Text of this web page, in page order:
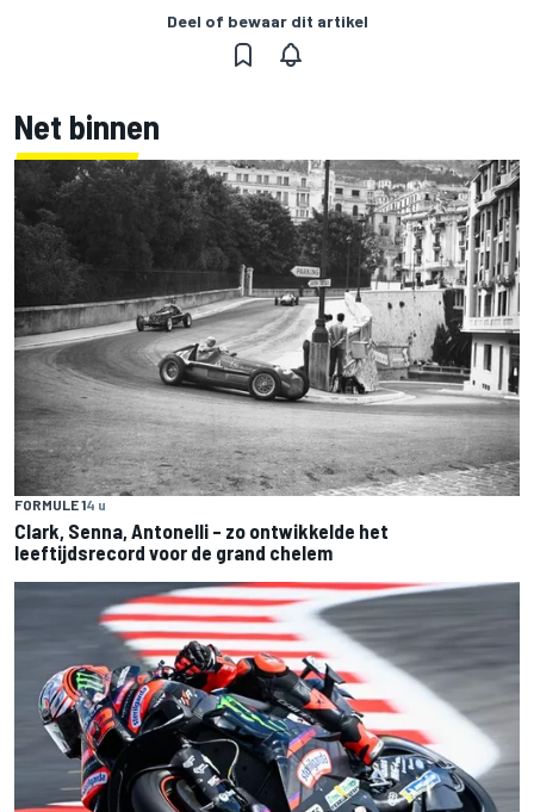
Deel of bewaar dit artikel
Net binnen
FORMULE 14 u
Clark, Senna, Antonelli – zo ontwikkelde het
leeftijdsrecord voor de grand chelem